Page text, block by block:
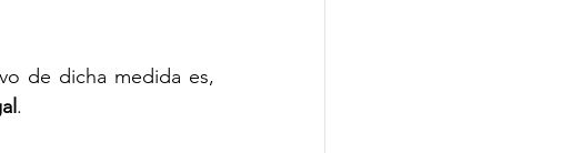
de dicha medida es,
.